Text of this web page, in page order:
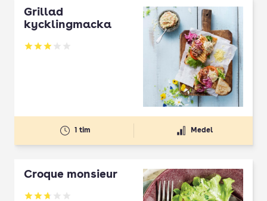
Grillad
kycklingmacka
Betyg: 3 av 5
1 tim Medel
Croque monsieur